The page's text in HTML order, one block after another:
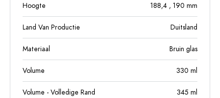
Hoogte 188,4 , 190 mm
Land Van Productie Duitsland
Materiaal Bruin glas
Volume 330 ml
Volume - Volledige Rand 345 ml